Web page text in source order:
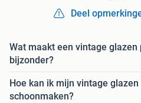
Deel
Wat maakt een vintage
bijzonder?
Hoe kan ik mijn vintage
schoonmaken?